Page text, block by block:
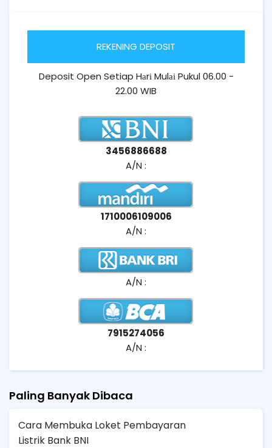
REKENING DEPOSIT
Deposit Open Setiap Hаrі Mulаі Pukul 06.00 -
22.00 WIB
3456886688
A/N :
1710006109006
A/N :
A/N :
7915274056
A/N :
Paling Banyak Dibaca
Cara Membuka Loket Pembayaran
Listrik Bank BNI